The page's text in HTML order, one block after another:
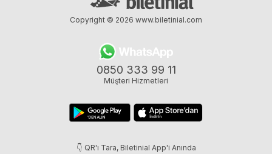
0850 333 99 11
Müşteri Hizmetleri
👇 QR'ı Tara, Biletinial App'i Anında
Copyright © 2026 www.biletinial.com